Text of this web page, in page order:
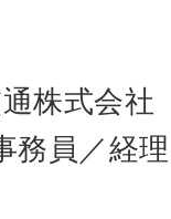
株式会社
務員／経理